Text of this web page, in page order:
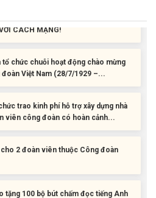
chức chuỗi hoạt động chào mừng
đoàn Việt Nam (28/7/1929 –...
trao kinh phí hỗ trợ xây dựng nhà
viên công đoàn có hoàn cảnh...
2 đoàn viên thuộc Công đoàn
tặng 100 bộ bút chấm đọc tiếng Anh
động khó khăn trước khai...